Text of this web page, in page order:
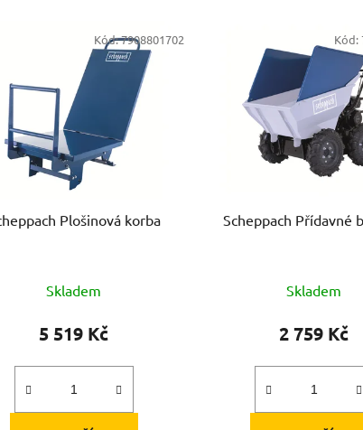
Plošinová korba
Skladem
5 519 Kč
Kód:7908801702
Scheppach Přídavné
Skladem
2 759 Kč
Kód: